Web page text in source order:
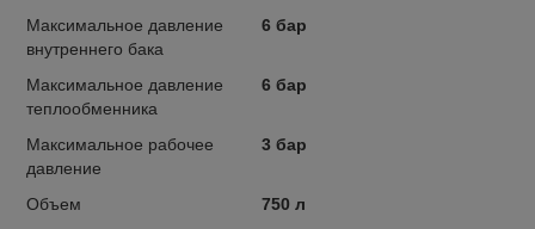
Максимальное давление
внутреннего бака
6 бар
Максимальное давление
теплообменника
6 бар
Максимальное рабочее
давление
3 бар
Объем
750 л